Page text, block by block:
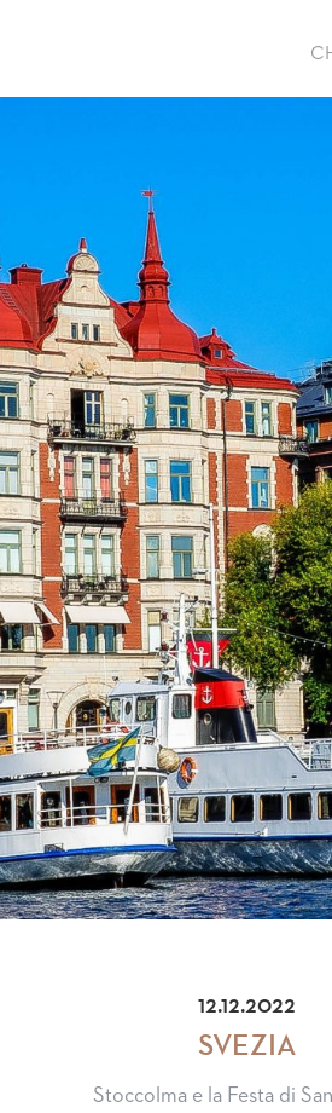
12.12.2022
SVEZIA
Stoccolma e la Festa di